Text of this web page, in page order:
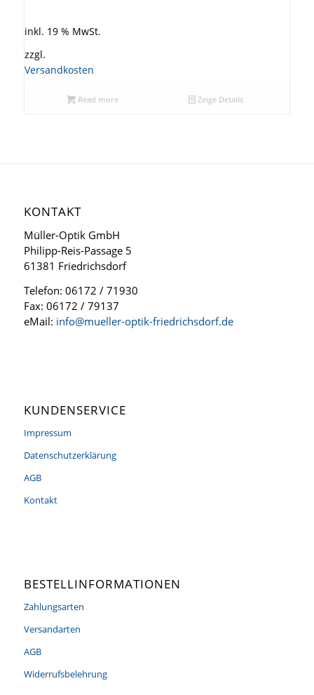
inkl. 19 % MwSt.
zzgl.
Versandkosten
Read more Zeige Details
KONTAKT
Müller-Optik GmbH
Philipp-Reis-Passage 5
61381 Friedrichsdorf
Telefon: 06172 / 71930
Fax: 06172 / 79137
eMail: info@mueller-optik-friedrichsdorf.de
KUNDENSERVICE
Impressum
Datenschutzerklärung
AGB
Kontakt
BESTELLINFORMATIONEN
Zahlungsarten
Versandarten
AGB
Widerrufsbelehrung